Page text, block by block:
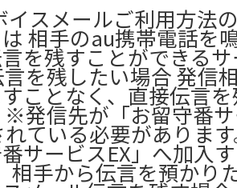
イスメールご利用方法
相手のau携帯電話を
を残すことができる
を残したい場合 発信
ことなく、直接伝言
※発信先が「お留守番
れている必要がありま
サービスEX」へ加入
相手から伝言を預かり